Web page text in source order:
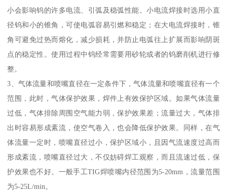
小会影响钨的许多电流、引弧及稳弧性能。小电流焊接时选用小直
径钨和小的锥角，可使电弧容易引燃和稳定；在大电流焊接时，锥
角可避免过热而熔化，减少损耗，并防止电弧往上扩展而影响阴斑
点的稳定性。使用过程中钨经常需要用砂轮或者的钨磨削机进行修
整。
3、气体流量和喷嘴直径在一定条件下，气体流量和喷嘴直径有一个
范围，此时，气体保护效果，焊件上有效保护区域。如果气体流量
过低，气体排除周围空气能力弱，保护效果差；流量过大，气体排
出时容易形成紊流，使空气卷入，也会降低保护效果。同样，在气
体流量一定时，喷嘴直径过小，保护区域小，且因气流速度过高而
形成紊流，喷嘴直径过大，不仅妨碍焊工观察，而且流速过低，保
护效果也不好。一般手工TIG焊喷嘴内径范围为5-20mm，流量范围
为5-25L/min。